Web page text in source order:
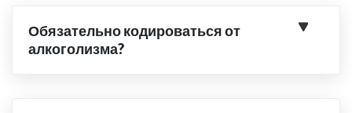
Обязательно кодироваться от
алкоголизма?